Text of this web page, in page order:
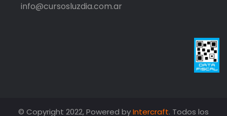
info@cursosluzdia.com.ar
© Copyright 2022, Powered byIntercraft. Todos los